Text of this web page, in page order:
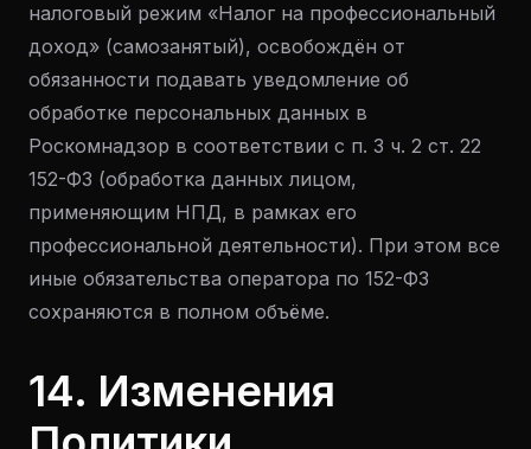
налоговый режим «Налог на профессиональный
доход» (самозанятый), освобождён от
обязанности подавать уведомление об
обработке персональных данных в
Роскомнадзор в соответствии с п. 3 ч. 2 ст. 22
152-ФЗ (обработка данных лицом,
применяющим НПД, в рамках его
профессиональной деятельности). При этом все
иные обязательства оператора по 152-ФЗ
сохраняются в полном объёме.
14. Изменения